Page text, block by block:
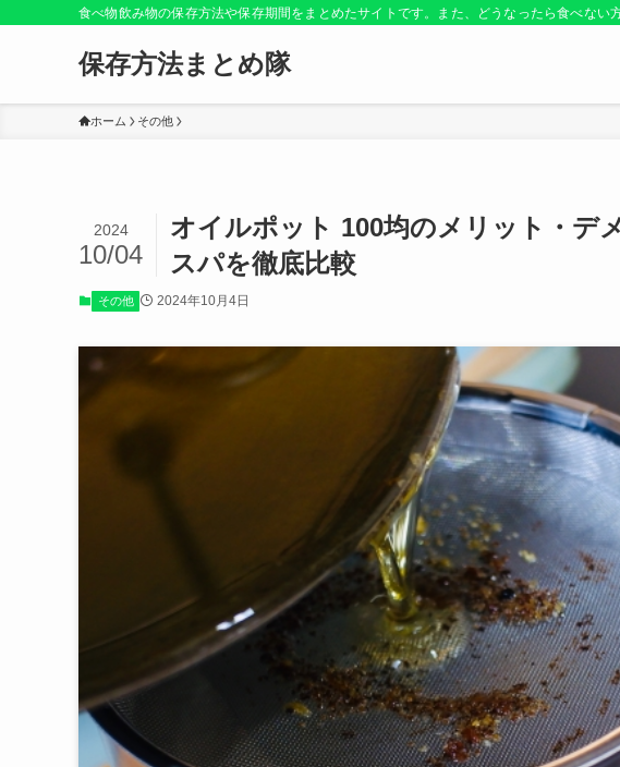
食べ物飲み物の保存方法や保存期間をまとめたサイトです。また、どうなったら食べない
保存方法まとめ隊
ホーム その他
オイルポット 100均のメリット・デ
スパを徹底比較
2024
10/04
その他 2024年10月4日